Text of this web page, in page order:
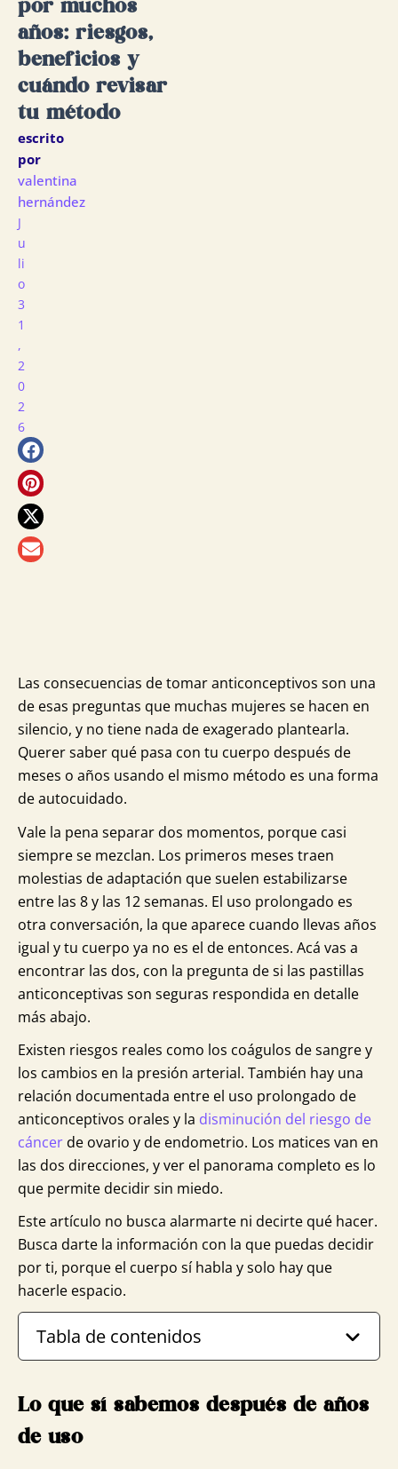
por muchos
años: riesgos,
beneficios y
cuándo revisar
tu método
escrito
por
valentina
hernández
J
U
Li
O
3
1
,
2
0
2
6
Las consecuencias de tomar anticonceptivos son una
de esas preguntas que muchas mujeres se hacen en
silencio, y no tiene nada de exagerado plantearla.
Querer saber qué pasa con tu cuerpo después de
meses o años usando el mismo método es una forma
de autocuidado.
Vale la pena separar dos momentos, porque casi
siempre se mezclan. Los primeros meses traen
molestias de adaptación que suelen estabilizarse
entre las 8 y las 12 semanas. El uso prolongado es
otra conversación, la que aparece cuando llevas años
igual y tu cuerpo ya no es el de entonces. Acá vas a
encontrar las dos, con la pregunta de si las pastillas
anticonceptivas son seguras respondida en detalle
más abajo.
Existen riesgos reales como los coágulos de sangre y
los cambios en la presión arterial. También hay una
relación documentada entre el uso prolongado de
anticonceptivos orales y la disminución del riesgo de
cáncerde ovario y de endometrio. Los matices van en
las dos direcciones, y ver el panorama completo es lo
que permite decidir sin miedo.
Este artículo no busca alarmarte ni decirte qué hacer.
Busca darte la información con la que puedas decidir
por ti, porque el cuerpo sí habla y solo hay que
hacerle espacio.
Tabla de contenidos
Lo que sí sabemos después de años
de uso